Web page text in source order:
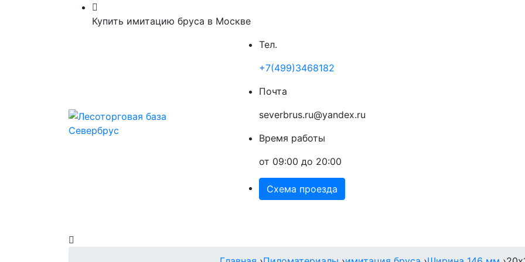
Купить имитацию бруса в Москве
Тел.
+7(499)3468182
Почта
severbrus.ru@yandex.ru
Время работы
от 09:00 до 20:00
Схема проезда